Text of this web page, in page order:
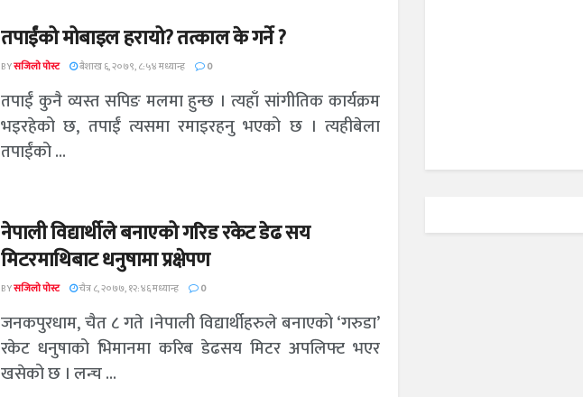
तपाईंको मोबाइल हरायो? तत्काल के गर्ने ?
BYसजिलो पोस्ट बैशाख ६, २०७९, ८:५४ मध्यान्ह 0
तपाईं कुनै व्यस्त सपिङ मलमा हुन्छ । त्यहाँ सांगीतिक कार्यक्रम
भइरहेको छ, तपाईं त्यसमा रमाइरहनु भएको छ । त्यहीबेला
तपाईंको ...
नेपाली विद्यार्थीले बनाएको गरिड रकेट डेढ सय
मिटरमाथिबाट धनुषामा प्रक्षेपण
BYसजिलो पोस्ट चैत्र ८, २०७७, १२:४६ मध्यान्ह 0
जनकपुरधाम, चैत ८ गते ।नेपाली विद्यार्थीहरुले बनाएको ‘गरुडा’
रकेट धनुषाको भिमानमा करिब डेढसय मिटर अपलिफ्ट भएर
खसेको छ । लन्च ...